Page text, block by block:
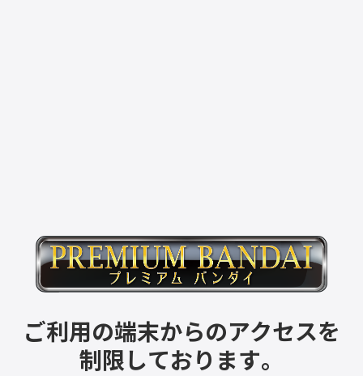
ご利用の端末からのアクセスを
制限しております。